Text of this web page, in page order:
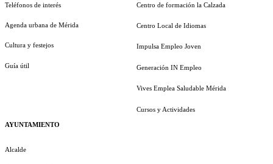
Teléfonos de interés
Agenda urbana de Mérida
Cultura y festejos
Guía útil
AYUNTAMIENTO
Alcalde
Centro de formación la Calzada
Centro Local de Idiomas
Impulsa Empleo Joven
Generación IN Empleo
Vives Emplea Saludable Mérida
Cursos y Actividades